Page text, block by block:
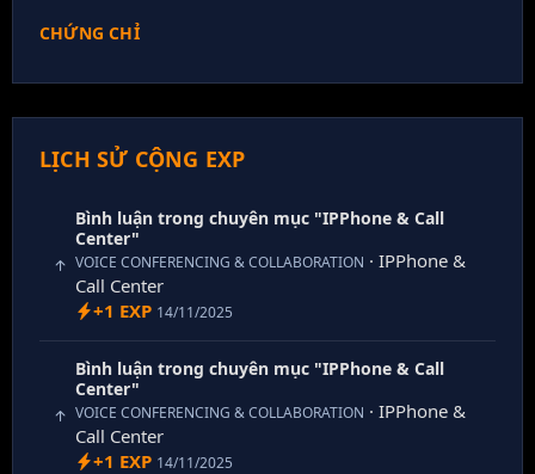
CHỨNG CHỈ
LỊCH SỬ CỘNG EXP
Bình luận trong chuyên mục "IPPhone & Call
Center"
VOICE CONFERENCING & COLLABORATION · IPPhone &
Call Center
+1 EXP 14/11/2025
Bình luận trong chuyên mục "IPPhone & Call
Center"
VOICE CONFERENCING & COLLABORATION · IPPhone &
Call Center
+1 EXP 14/11/2025